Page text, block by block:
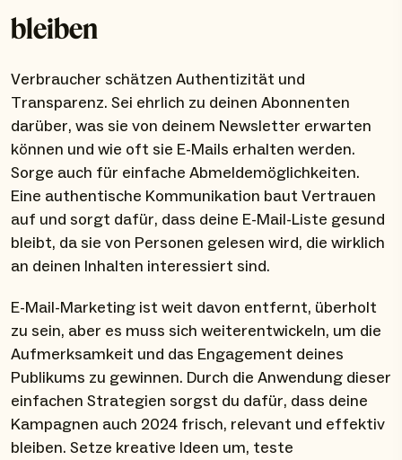
bleiben
Verbraucher schätzen Authentizität und
Transparenz. Sei ehrlich zu deinen Abonnenten
darüber, was sie von deinem Newsletter erwarten
können und wie oft sie E-Mails erhalten werden.
Sorge auch für einfache Abmeldemöglichkeiten.
Eine authentische Kommunikation baut Vertrauen
auf und sorgt dafür, dass deine E-Mail-Liste gesund
bleibt, da sie von Personen gelesen wird, die wirklich
an deinen Inhalten interessiert sind.
E-Mail-Marketing ist weit davon entfernt, überholt
zu sein, aber es muss sich weiterentwickeln, um die
Aufmerksamkeit und das Engagement deines
Publikums zu gewinnen. Durch die Anwendung dieser
einfachen Strategien sorgst du dafür, dass deine
Kampagnen auch 2024 frisch, relevant und effektiv
bleiben. Setze kreative Ideen um, teste